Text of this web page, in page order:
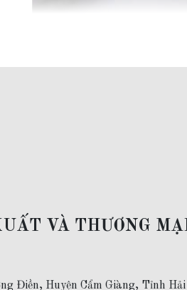
VÀ THƯƠNG
Điền, Huyện Cẩm Giàng, Tỉnh Hải